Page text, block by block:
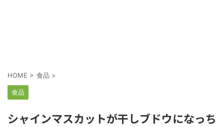
HOME > 食品 >
食品
シャインマスカットが干しブドウになっち